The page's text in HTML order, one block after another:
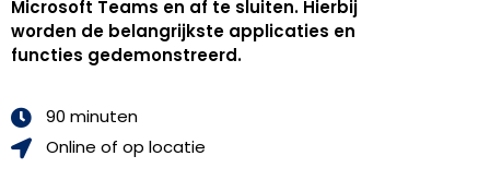
Microsoft Teams en af te sluiten. Hierbij
worden de belangrijkste applicaties en
functies gedemonstreerd.
90 minuten
Online of op locatie